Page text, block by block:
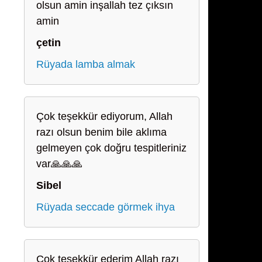
olsun amin inşallah tez çıksın
amin
çetin
Rüyada lamba almak
Çok teşekkür ediyorum, Allah
razı olsun benim bile aklıma
gelmeyen çok doğru tespitleriniz
var🙏🙏🙏
Sibel
Rüyada seccade görmek ihya
Çok teşekkür ederim Allah razı